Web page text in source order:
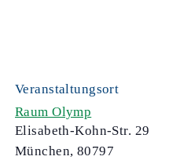
Veranstaltungsort
Raum Olymp
Elisabeth-Kohn-Str. 29
München, 80797